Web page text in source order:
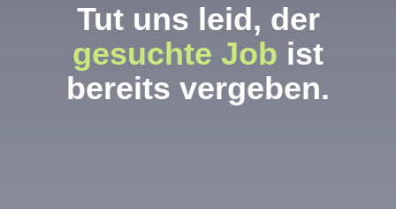
Kontakt
Mitarbeiterportal
Tut uns leid, der
gesuchte Job ist
bereits vergeben.